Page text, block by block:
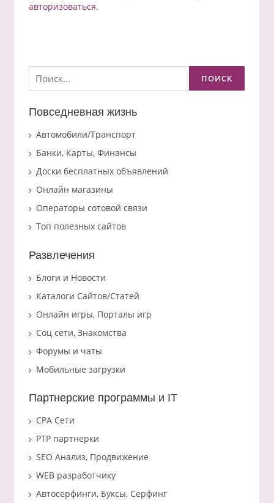
авторизоваться.
Найти:
Повседневная жизнь
Автомобили/Транспорт
Банки, Карты, Финансы
Доски бесплатных объявлений
Онлайн магазины
Операторы сотовой связи
Топ полезных сайтов
Развлечения
Блоги и Новости
Каталоги Сайтов/Статей
Онлайн игры, Порталы игр
Соц сети, Знакомства
Форумы и чаты
Мобильные загрузки
Партнерские программы и IT
CPA Сети
PTP партнерки
SEO Анализ, Продвижение
WEB разработчику
Автосерфинги, Буксы, Серфинг